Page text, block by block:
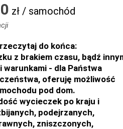
zł / samochód
do końca:
z brakiem czasu, bądź
warunkami - dla Państwa
oferuję możliwość
pod dom.
wycieczek po kraju i
podejrzanych,
zniszczonych,